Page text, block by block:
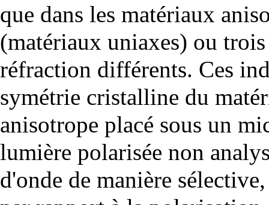
que dans les matériaux
(matériaux uniaxes) ou
réfraction différents. Ces
symétrie cristalline du
anisotrope placé sous un
lumière polarisée non
d'onde de manière